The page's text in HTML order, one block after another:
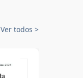
Ver todos >